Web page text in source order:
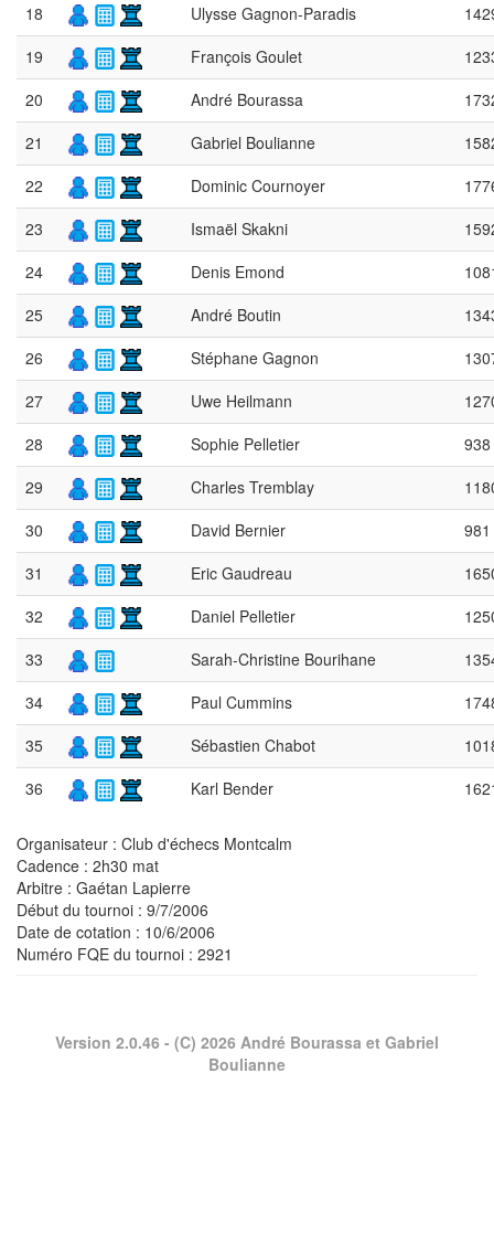
18
Ulysse Gagnon-Paradis
19
François Goulet
20
André Bourassa
21
Gabriel Boulianne
22
Dominic Cournoyer
23
Ismaël Skakni
24
Denis Emond
25
André Boutin
26
Stéphane Gagnon
27
Uwe Heilmann
28
Sophie Pelletier
938
29
Charles Tremblay
30
David Bernier
981
31
Eric Gaudreau
32
Daniel Pelletier
33
Sarah-Christine Bourihane
34
Paul Cummins
35
Sébastien Chabot
36
Karl Bender
Organisateur : Club d'échecs Montcalm
Cadence : 2h30 mat
Arbitre : Gaétan Lapierre
Début du tournoi : 9/7/2006
Date de cotation : 10/6/2006
Numéro FQE du tournoi : 2921
Version 2.0.46 - (C) 2026 André Bourassa et Gabriel
Boulianne